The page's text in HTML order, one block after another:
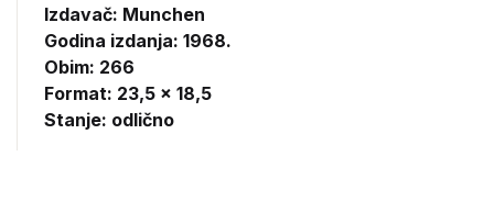
Izdavač: Munchen
Godina izdanja: 1968.
Obim: 266
Format: 23,5 x 18,5
Stanje: odlično